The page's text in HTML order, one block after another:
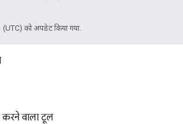
को अपडेट किया गया.
करने वाला टूल